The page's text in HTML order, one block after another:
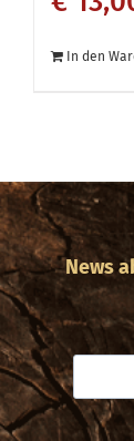
In den
News